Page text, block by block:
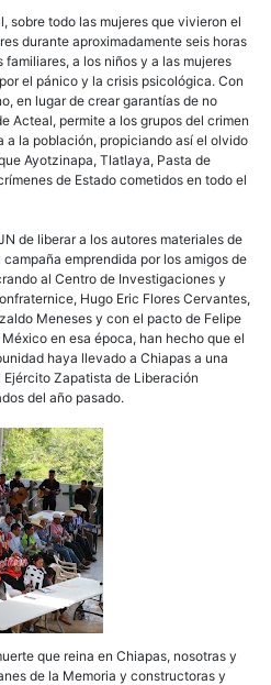
sobre todo las mujeres que vivieron el
durante aproximadamente seis horas
a los niños y a las mujeres
el pánico y la crisis psicológica. Con
en lugar de crear garantías de no
Acteal, permite a los grupos del crimen
a la población, propiciando así el olvido
Ayotzinapa, Tlatlaya, Pasta de
de Estado cometidos en todo el
de liberar a los autores materiales de
emprendida por los amigos de
al Centro de Investigaciones y
Hugo Eric Flores Cervantes,
Meneses y con el pacto de Felipe
en esa época, han hecho que el
haya llevado a Chiapas a una
Zapatista de Liberación
del año pasado.
que reina en Chiapas, nosotras y
de la Memoria y constructoras y